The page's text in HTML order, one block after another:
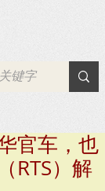
官车，也
RTS）解